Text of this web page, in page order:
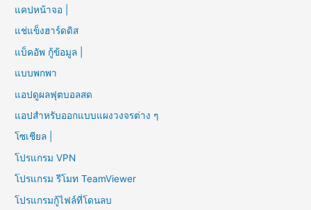
แคปหน้าจอ |
แช่แข็งฮาร์ดดิส
แบ็คอัพ กู้ข้อมูล |
แบบพกพา
แอปดูผลฟุตบอลสด
แอปสำหรับออกแบบแผงวงจรต่าง ๆ
โซเชียล |
โปรแกรม VPN
โปรแกรม รีโมท TeamViewer
โปรแกรมกู้ไฟล์ที่โดนลบ